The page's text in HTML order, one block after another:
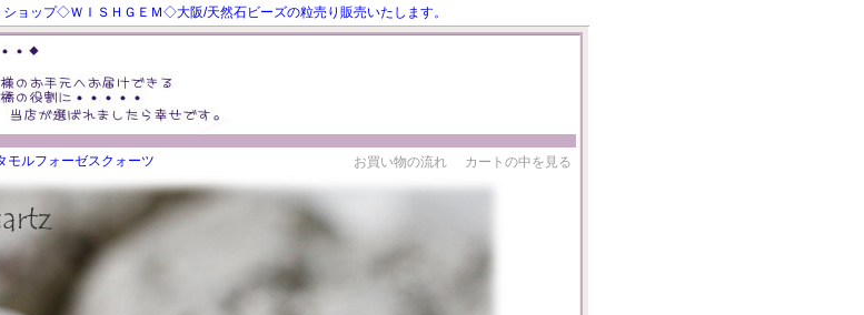
ョップ◇ＷＩＳＨＧＥＭ◇大阪/天然石ビーズの粒売り販売いたします。
モルフォーゼスクォーツ お買い物の流れ カートの中を見る